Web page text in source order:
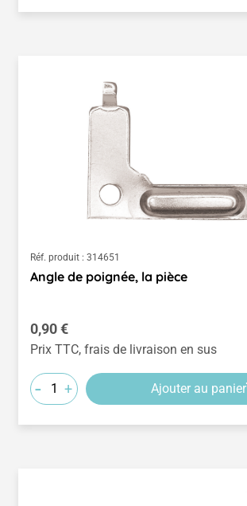
Réf. produit : 314651
Angle de poignée, la pièce
Prix régulier :
0,90 €
Prix TTC, frais de livraison en sus
- + Ajouter au panier